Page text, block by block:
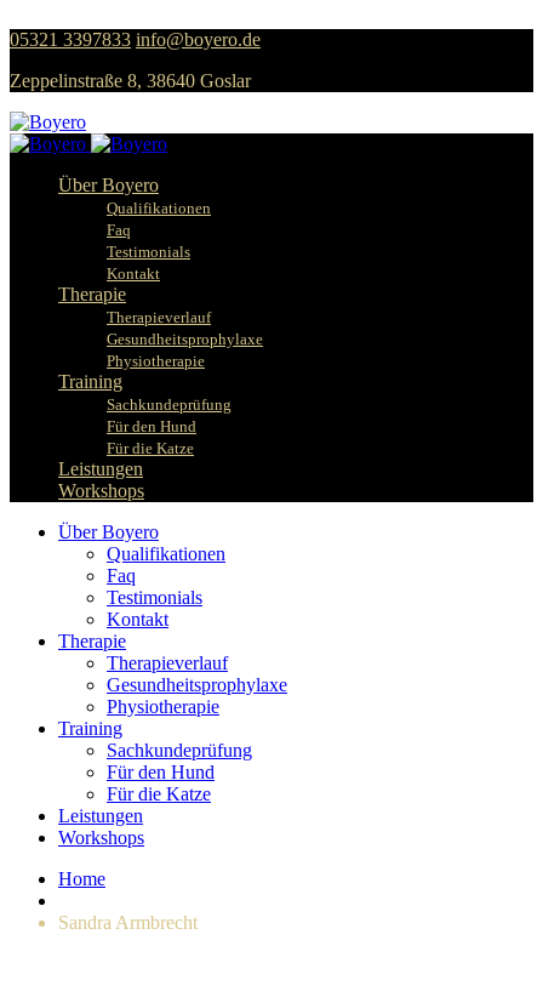
05321 3397833 info@boyero.de
Zeppelinstraße 8, 38640 Goslar
Über Boyero
Qualifikationen
Faq
Testimonials
Kontakt
Therapie
Therapieverlauf
Gesundheitsprophylaxe
Physiotherapie
Training
Sachkundeprüfung
Für den Hund
Für die Katze
Leistungen
Workshops
Über Boyero
Qualifikationen
Faq
Testimonials
Kontakt
Therapie
Therapieverlauf
Gesundheitsprophylaxe
Physiotherapie
Training
Sachkundeprüfung
Für den Hund
Für die Katze
Leistungen
Workshops
Home
Sandra Armbrecht